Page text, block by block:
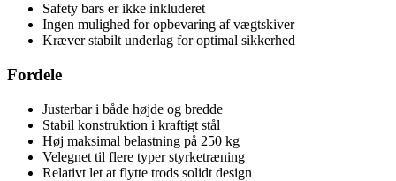
Safety bars er ikke inkluderet
Ingen mulighed for opbevaring af vægtskiver
Kræver stabilt underlag for optimal sikkerhed
Fordele
Justerbar i både højde og bredde
Stabil konstruktion i kraftigt stål
Høj maksimal belastning på 250 kg
Velegnet til flere typer styrketræning
Relativt let at flytte trods solidt design